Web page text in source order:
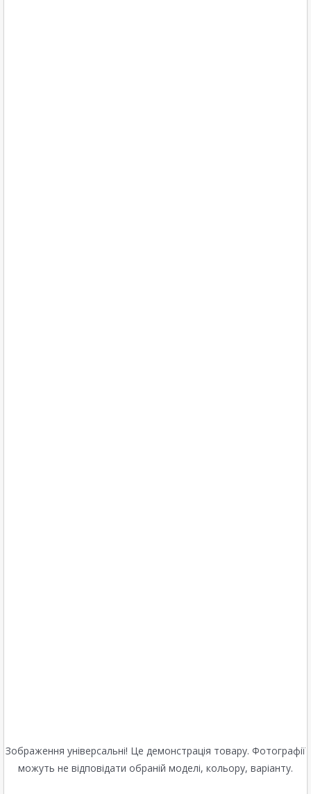
Зображення універсальні! Це демонстрація товару. Фотографії
можуть не відповідати обраній моделі, кольору, варіанту.